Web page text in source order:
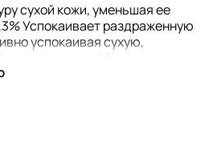
сухой кожи, уменьшая ее
Успокаивает раздраженную
успокаивая сухую,
кожный барьер,
кожу на 56%